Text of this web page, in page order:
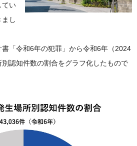
てい
し
「令和6年の犯罪」から令和6年（2024
認知件数の割合をグラフ化したもので